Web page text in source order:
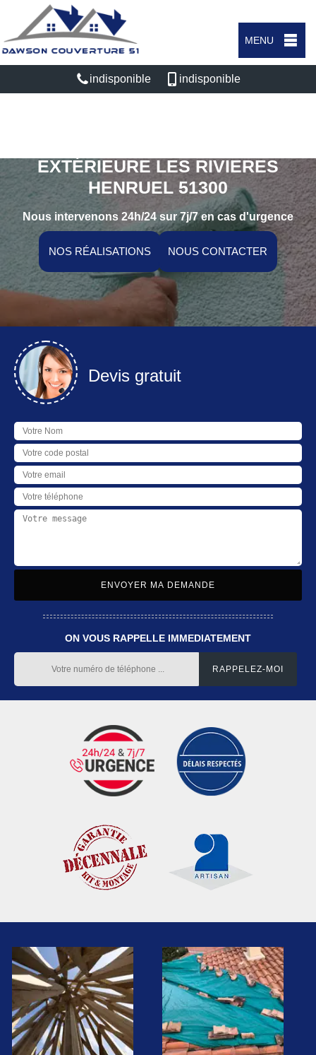
MENU
indisponible indisponible
EXTÉRIEURE LES RIVIERES
HENRUEL 51300
Nous intervenons 24h/24 sur 7j/7 en cas d'urgence
NOS RÉALISATIONS NOUS CONTACTER
Devis gratuit
ON VOUS RAPPELLE IMMEDIATEMENT